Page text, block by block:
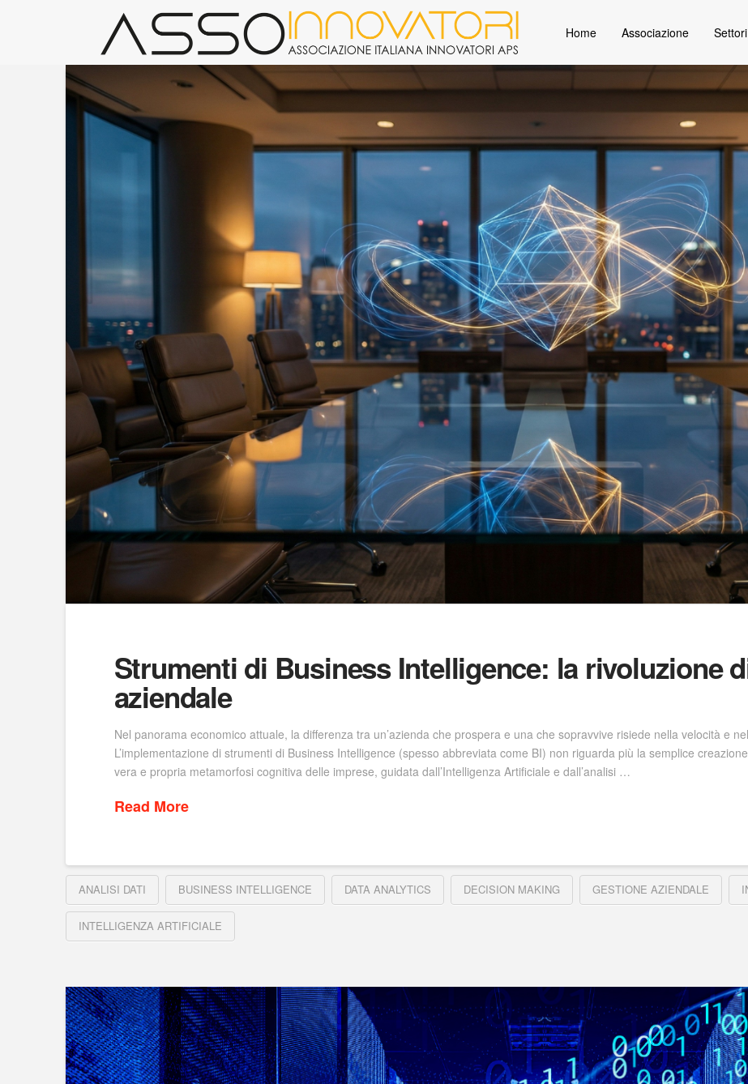
Home Associazione Settori
Strumenti di Business Intelligence: la rivoluzione
aziendale
Nel panorama economico attuale, la differenza tra un’azienda che prospera e una che sopravvive risiede nella velocità e
L’implementazione di strumenti di Business Intelligence (spesso abbreviata come BI) non riguarda più la semplice
vera e propria metamorfosi cognitiva delle imprese, guidata dall’Intelligenza Artificiale e dall’analisi …
Read More
ANALISI DATI BUSINESS INTELLIGENCE DATA ANALYTICS DECISION MAKING GESTIONE AZIENDALE
INTELLIGENZA ARTIFICIALE